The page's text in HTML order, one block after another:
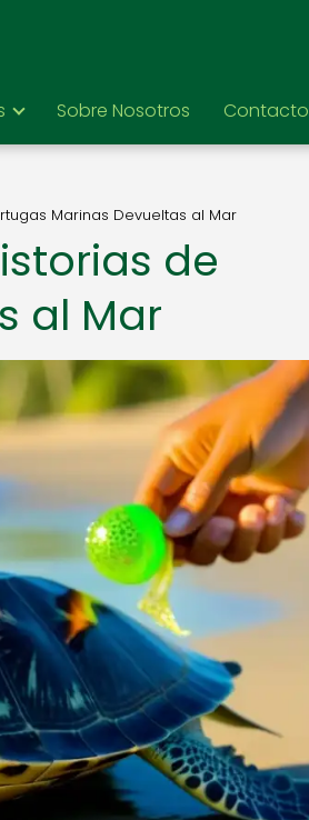
Sobre Nosotros Contacto
Marinas Devueltas al Mar
de
al Mar